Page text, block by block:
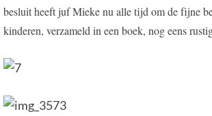
besluit heeft juf Mieke nu alle tijd om de fijne
kinderen, verzameld in een boek, nog eens